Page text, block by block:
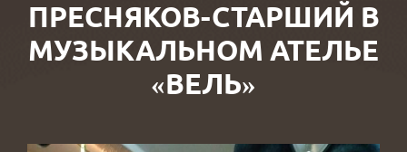
ПРЕСНЯКОВ-СТАРШИЙ В
МУЗЫКАЛЬНОМ АТЕЛЬЕ
«ВЕЛЬ»